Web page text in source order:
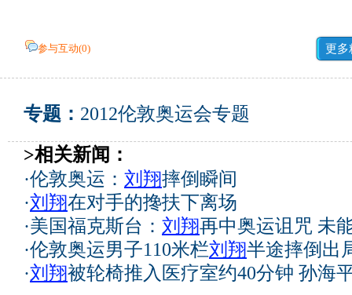
参与互动(0) 更多
专题： 2012伦敦奥运会专题
>相关新闻：
·伦敦奥运： 刘翔摔倒瞬间
·刘翔在对手的搀扶下离场
·美国福克斯台： 刘翔再中奥运诅咒 未
·伦敦奥运男子110米栏刘翔半途摔倒出
·刘翔被轮椅推入医疗室约40分钟 孙海